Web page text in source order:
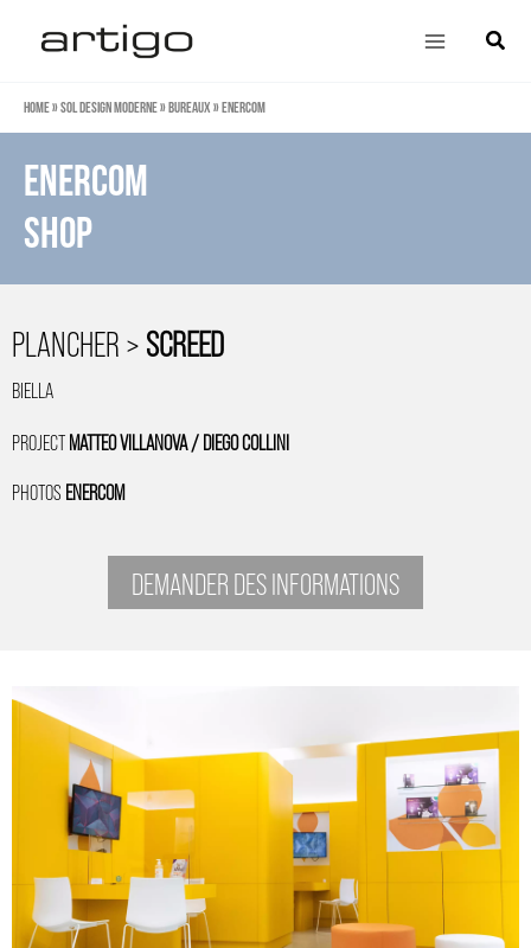
contenu
Main
Home»Sol design moderne»Bureaux»Enercom
ENERCOM
SHOP
PLANCHER >SCREED
BIELLA
PROJECTMATTEO VILLANOVA / DIEGO COLLINI
PHOTOS ENERCOM
DEMANDER DES INFORMATIONS